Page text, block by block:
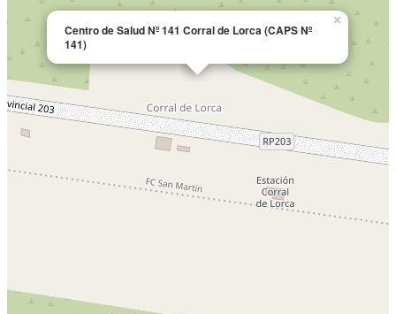
Centro de Salud Nº 141 Corral de Lorca (CAPS Nº
141)
×